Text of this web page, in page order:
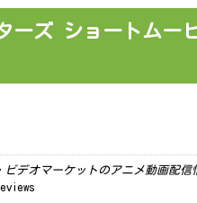
ーズ ショートムー
ビデオマーケットのアニメ動画配信